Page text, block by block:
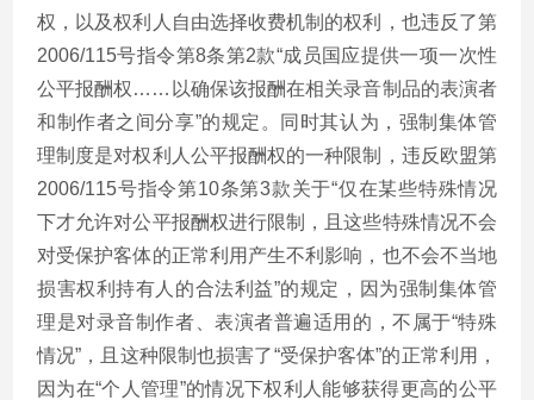
权，以及权利人自由选择收费机制的权利，也违反了第
2006/115号指令第8条第2款“成员国应提供一项一次性
公平报酬权……以确保该报酬在相关录音制品的表演者
和制作者之间分享”的规定。同时其认为，强制集体管
理制度是对权利人公平报酬权的一种限制，违反欧盟第
2006/115号指令第10条第3款关于“仅在某些特殊情况
下才允许对公平报酬权进行限制，且这些特殊情况不会
对受保护客体的正常利用产生不利影响，也不会不当地
损害权利持有人的合法利益”的规定，因为强制集体管
理是对录音制作者、表演者普遍适用的，不属于“特殊
情况”，且这种限制也损害了“受保护客体”的正常利用，
因为在“个人管理”的情况下权利人能够获得更高的公平